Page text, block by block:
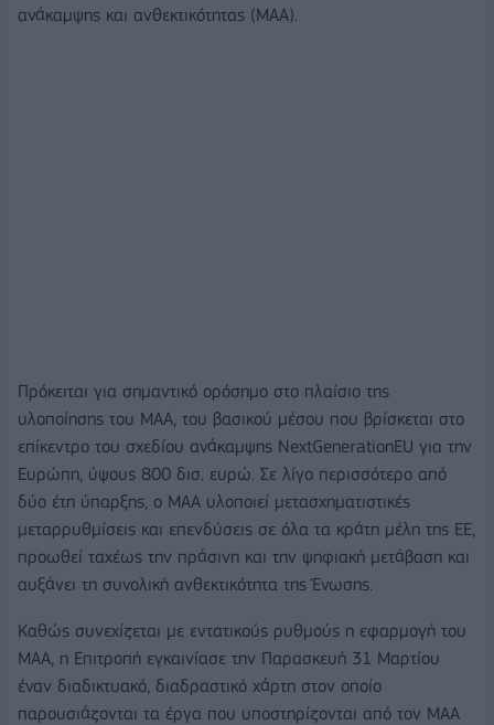
ανάκαμψης και ανθεκτικότητας (ΜΑΑ).
Πρόκειται για σημαντικό ορόσημο στο πλαίσιο της
υλοποίησης του ΜΑΑ, του βασικού μέσου που βρίσκεται στο
επίκεντρο του σχεδίου ανάκαμψης NextGenerationEU για την
Ευρώπη, ύψους 800 δισ. ευρώ. Σε λίγο περισσότερο από
δύο έτη ύπαρξης, ο ΜΑΑ υλοποιεί μετασχηματιστικές
μεταρρυθμίσεις και επενδύσεις σε όλα τα κράτη μέλη της ΕΕ,
προωθεί ταχέως την πράσινη και την ψηφιακή μετάβαση και
αυξάνει τη συνολική ανθεκτικότητα της Ένωσης.
Καθώς συνεχίζεται με εντατικούς ρυθμούς η εφαρμογή του
ΜΑΑ, η Επιτροπή εγκαινίασε την Παρασκευή 31 Μαρτίου
έναν διαδικτυακό, διαδραστικό χάρτη στον οποίο
παρουσιάζονται τα έργα που υποστηρίζονται από τον ΜΑΑ